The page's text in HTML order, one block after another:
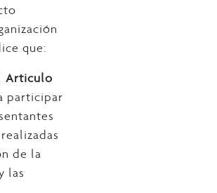
que:
Articulo
participar
de la
las